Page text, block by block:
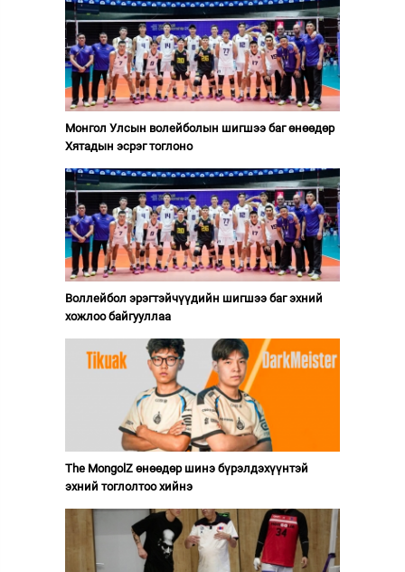
Монгол Улсын волейболын шигшээ баг өнөөдөр
Хятадын эсрэг тоглоно
Воллейбол эрэгтэйчүүдийн шигшээ баг эхний
хожлоо байгууллаа
The MongolZ өнөөдөр шинэ бүрэлдэхүүнтэй
эхний тоглолтоо хийнэ